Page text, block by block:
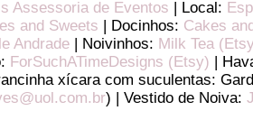
Assessoria de Eventos | Local:
and Sweets | Docinhos: Cakes
Andrade | Noivinhos: Milk Tea
ForSuchATimeDesigns (Etsy) |
xícara com suculentas:
) | Vestido de Noiva: